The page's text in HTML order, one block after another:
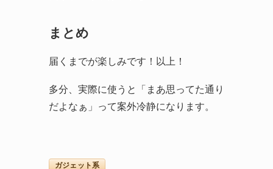
まとめ
届くまでが楽しみです！以上！
多分、実際に使うと「まあ思ってた通り
だよなぁ」って案外冷静になります。
ガジェット系